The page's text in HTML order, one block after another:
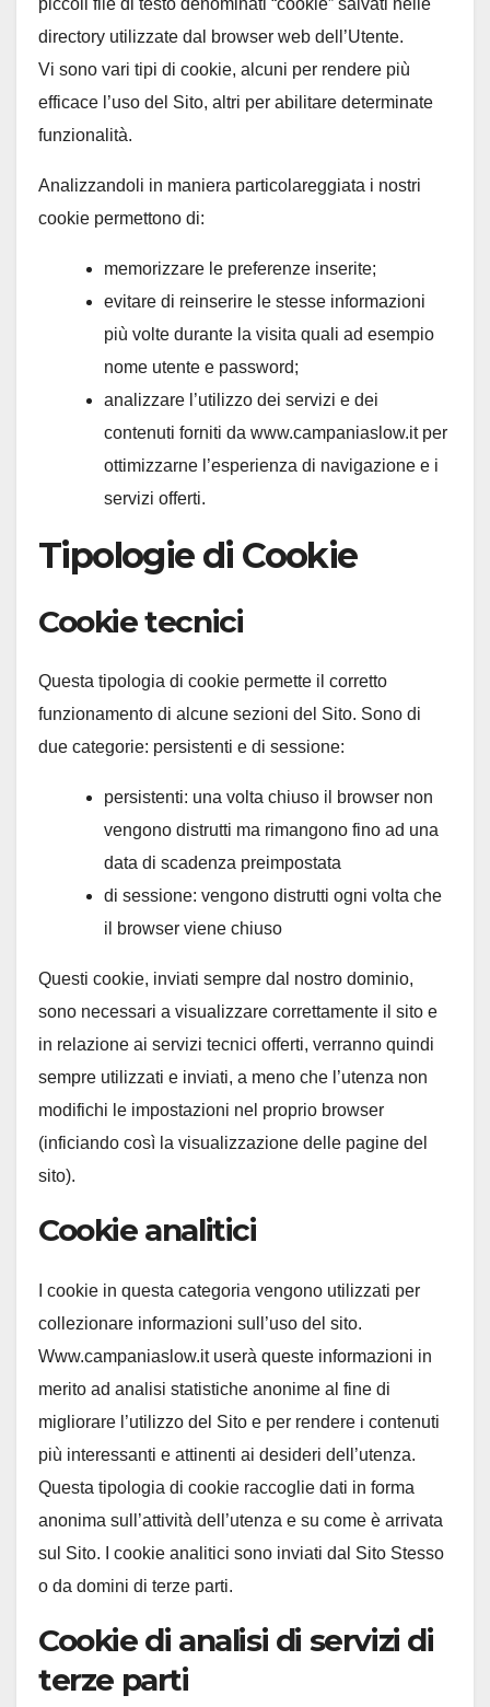
directory utilizzate dal browser web dell’Utente.
Vi sono vari tipi di cookie, alcuni per rendere più
efficace l’uso del Sito, altri per abilitare determinate
funzionalità.
Analizzandoli in maniera particolareggiata i nostri
cookie permettono di:
memorizzare le preferenze inserite;
evitare di reinserire le stesse informazioni
più volte durante la visita quali ad esempio
nome utente e password;
analizzare l’utilizzo dei servizi e dei
contenuti forniti da www.campaniaslow.it per
ottimizzarne l’esperienza di navigazione e i
servizi offerti.
Tipologie di Cookie
Cookie tecnici
Questa tipologia di cookie permette il corretto
funzionamento di alcune sezioni del Sito. Sono di
due categorie: persistenti e di sessione:
persistenti: una volta chiuso il browser non
vengono distrutti ma rimangono fino ad una
data di scadenza preimpostata
di sessione: vengono distrutti ogni volta che
il browser viene chiuso
Questi cookie, inviati sempre dal nostro dominio,
sono necessari a visualizzare correttamente il sito e
in relazione ai servizi tecnici offerti, verranno quindi
sempre utilizzati e inviati, a meno che l’utenza non
modifichi le impostazioni nel proprio browser
(inficiando così la visualizzazione delle pagine del
sito).
Cookie analitici
I cookie in questa categoria vengono utilizzati per
collezionare informazioni sull’uso del sito.
Www.campaniaslow.it userà queste informazioni in
merito ad analisi statistiche anonime al fine di
migliorare l’utilizzo del Sito e per rendere i contenuti
più interessanti e attinenti ai desideri dell’utenza.
Questa tipologia di cookie raccoglie dati in forma
anonima sull’attività dell’utenza e su come è arrivata
sul Sito. I cookie analitici sono inviati dal Sito Stesso
o da domini di terze parti.
Cookie di analisi di servizi di
terze parti